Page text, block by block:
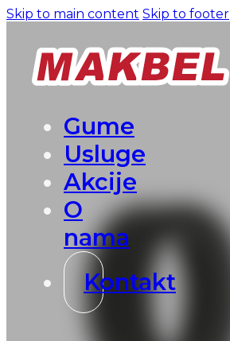
Skip to main content Skip to footer
Gume
Usluge
Akcije
O
nama
Kontakt